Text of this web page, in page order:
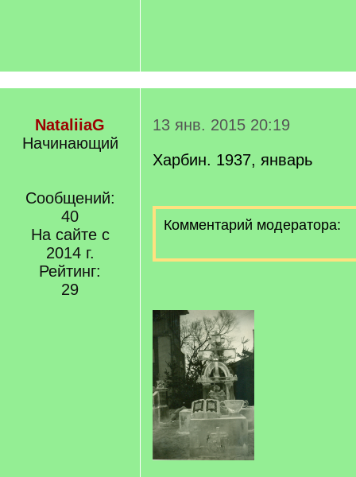
NataliiaG
Начинающий
Сообщений:
40
На сайте с
2014 г.
Рейтинг:
29
13 янв. 2015 20:19
Харбин. 1937, январь
Комментарий модератора: